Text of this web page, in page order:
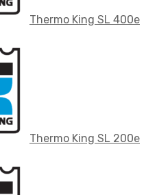
Thermo King SL 400e
Thermo King SL 200e